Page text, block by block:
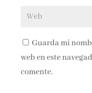
Guarda mi
web en este
comente.